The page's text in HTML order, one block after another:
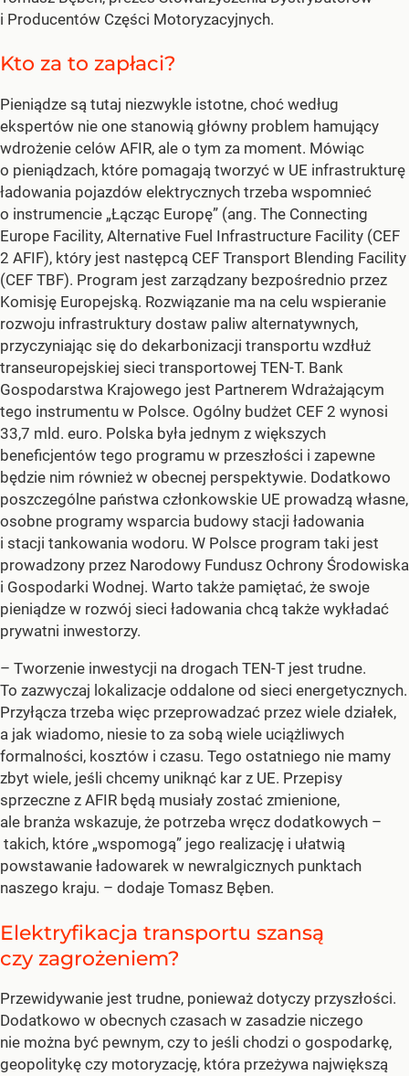
i Producentów Części Motoryzacyjnych.
Kto za to zapłaci?
Pieniądze są tutaj niezwykle istotne, choć według
ekspertów nie one stanowią główny problem hamujący
wdrożenie celów AFIR, ale o tym za moment. Mówiąc
o pieniądzach, które pomagają tworzyć w UE infrastrukturę
ładowania pojazdów elektrycznych trzeba wspomnieć
o instrumencie „Łącząc Europę” (ang. The Connecting
Europe Facility, Alternative Fuel Infrastructure Facility (CEF
2 AFIF), który jest następcą CEF Transport Blending Facility
(CEF TBF). Program jest zarządzany bezpośrednio przez
Komisję Europejską. Rozwiązanie ma na celu wspieranie
rozwoju infrastruktury dostaw paliw alternatywnych,
przyczyniając się do dekarbonizacji transportu wzdłuż
transeuropejskiej sieci transportowej TEN-T. Bank
Gospodarstwa Krajowego jest Partnerem Wdrażającym
tego instrumentu w Polsce. Ogólny budżet CEF 2 wynosi
33,7 mld. euro. Polska była jednym z większych
beneficjentów tego programu w przeszłości i zapewne
będzie nim również w obecnej perspektywie. Dodatkowo
poszczególne państwa członkowskie UE prowadzą własne,
osobne programy wsparcia budowy stacji ładowania
i stacji tankowania wodoru. W Polsce program taki jest
prowadzony przez Narodowy Fundusz Ochrony Środowiska
i Gospodarki Wodnej. Warto także pamiętać, że swoje
pieniądze w rozwój sieci ładowania chcą także wykładać
prywatni inwestorzy.
– Tworzenie inwestycji na drogach TEN-T jest trudne.
To zazwyczaj lokalizacje oddalone od sieci energetycznych.
Przyłącza trzeba więc przeprowadzać przez wiele działek,
a jak wiadomo, niesie to za sobą wiele uciążliwych
formalności, kosztów i czasu. Tego ostatniego nie mamy
zbyt wiele, jeśli chcemy uniknąć kar z UE. Przepisy
sprzeczne z AFIR będą musiały zostać zmienione,
ale branża wskazuje, że potrzeba wręcz dodatkowych –
takich, które „wspomogą” jego realizację i ułatwią
powstawanie ładowarek w newralgicznych punktach
naszego kraju. – dodaje Tomasz Bęben.
Elektryfikacja transportu szansą
czy zagrożeniem?
Przewidywanie jest trudne, ponieważ dotyczy przyszłości.
Dodatkowo w obecnych czasach w zasadzie niczego
nie można być pewnym, czy to jeśli chodzi o gospodarkę,
geopolitykę czy motoryzację, która przeżywa największą